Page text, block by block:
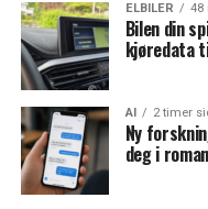
ELBILER 48
Bilen din
kjøredata
AI 2 timer
Ny
deg i